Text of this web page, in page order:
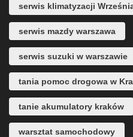
serwis klimatyzacji
serwis mazdy warszawa
serwis suzuki w warszawie
tania pomoc drogowa w
tanie akumulatory kraków
warsztat samochodowy